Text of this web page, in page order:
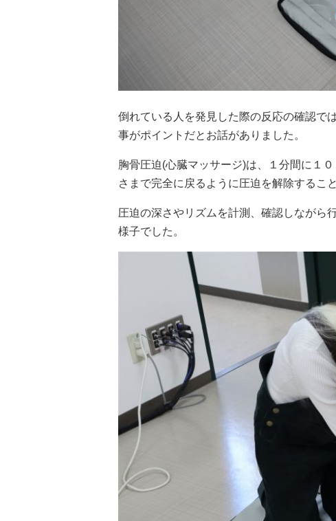
倒れている人を発見した際の反応の確認で
事がポイントだとお話がありました。
胸骨圧迫(心臓マッサージ)は、１分間に１
さまで完全に戻るように圧迫を解除するこ
圧迫の深さやリズムを計測、確認しながら
様子でした。